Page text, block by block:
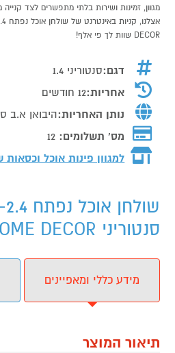
מגוון, זמינות ושירות בלתי מתפשרים לצד
DECOR שוות לך פי אלף!
דגם:סנטוריני 1.4
אחריות:12 חודשים
נותן האחריות:היבואן א.ב
מס' תשלומים: 12
למגוון פינות אוכל
סנטוריני HOME DECOR - מידע נוסף
מידע כללי ומאפיינים
תיאור המוצר